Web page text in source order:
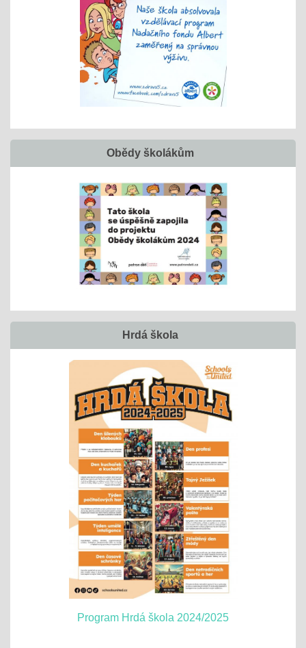
Obědy školákům
Hrdá škola
Program Hrdá škola 2024/2025